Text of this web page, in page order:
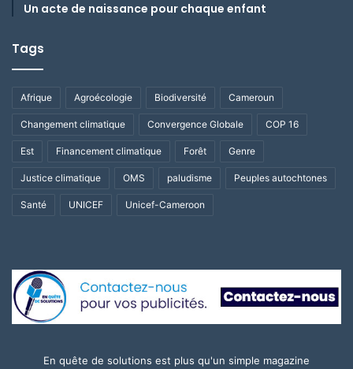
Un acte de naissance pour chaque enfant
Tags
Afrique Agroécologie Biodiversité Cameroun
Changement climatique Convergence Globale COP 16
Est Financement climatique Forêt Genre
Justice climatique OMS paludisme Peuples autochtones
Santé UNICEF Unicef-Cameroon
En quête de solutions est plus qu'un simple magazine